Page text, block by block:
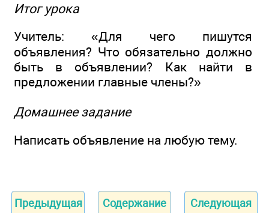
Итог урока
Учитель: «Для чего пишутся
объявления? Что обязательно должно
быть в объявлении? Как найти в
предложении главные члены?»
Домашнее задание
Написать объявление на любую тему.
Предыдущая Содержание Следующая